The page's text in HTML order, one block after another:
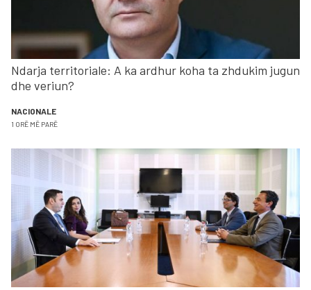
Ndarja territoriale: A ka ardhur koha ta zhdukim jugun
dhe veriun?
NACIONALE
1 ORË MË PARË